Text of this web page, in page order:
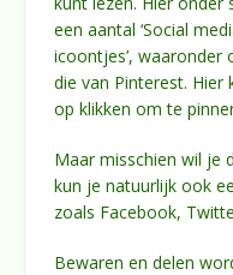
een aantal ‘Social
icoontjes’, waaronder
die van Pinterest. Hier
op klikken om te
Maar misschien wil je
kun je natuurlijk ook
zoals Facebook,
Bewaren en delen